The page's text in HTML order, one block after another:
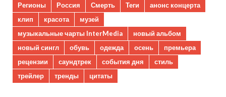
Регионы
Россия Смерть Теги
анонс концерта
клип
красота
музей
музыкальные чарты InterMedia
новый альбом
новый сингл
обувь одежда осень
премьера
рецензии
саундтрек события дня
стиль
трейлер
тренды цитаты